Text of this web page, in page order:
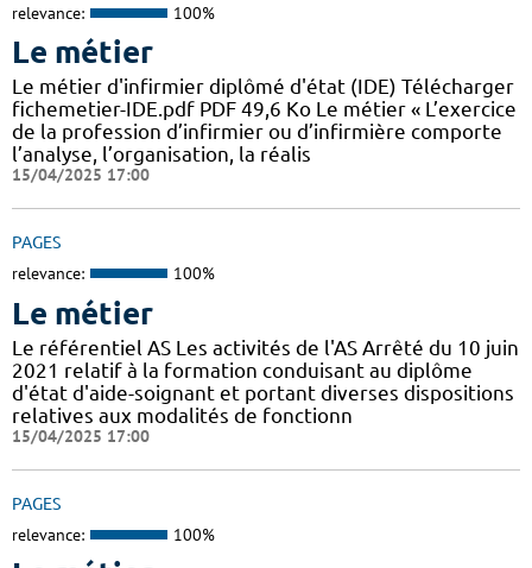
relevance: 100%
Le métier
Le métier d'infirmier diplômé d'état (IDE) Télécharger
fichemetier-IDE.pdf PDF 49,6 Ko Le métier « L’exercice
de la profession d’infirmier ou d’infirmière comporte
l’analyse, l’organisation, la réalis
15/04/2025 17:00
PAGES
relevance: 100%
Le métier
Le référentiel AS Les activités de l'AS Arrêté du 10 juin
2021 relatif à la formation conduisant au diplôme
d'état d'aide-soignant et portant diverses dispositions
relatives aux modalités de fonctionn
15/04/2025 17:00
PAGES
relevance: 100%